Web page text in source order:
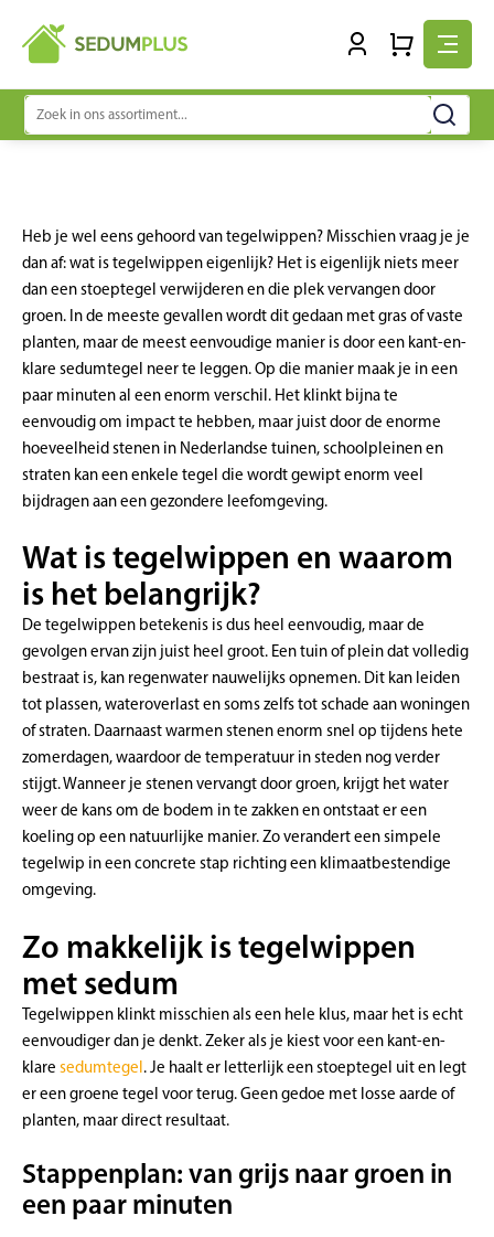
Zoeken
naar:
Heb je wel eens gehoord van tegelwippen? Misschien vraag je je
dan af: wat is tegelwippen eigenlijk? Het is eigenlijk niets meer
dan een stoeptegel verwijderen en die plek vervangen door
groen. In de meeste gevallen wordt dit gedaan met gras of vaste
planten, maar de meest eenvoudige manier is door een kant-en-
klare sedumtegel neer te leggen. Op die manier maak je in een
paar minuten al een enorm verschil. Het klinkt bijna te
eenvoudig om impact te hebben, maar juist door de enorme
hoeveelheid stenen in Nederlandse tuinen, schoolpleinen en
straten kan een enkele tegel die wordt gewipt enorm veel
bijdragen aan een gezondere leefomgeving.
Wat is tegelwippen en waarom
is het belangrijk?
De tegelwippen betekenis is dus heel eenvoudig, maar de
gevolgen ervan zijn juist heel groot. Een tuin of plein dat volledig
bestraat is, kan regenwater nauwelijks opnemen. Dit kan leiden
tot plassen, wateroverlast en soms zelfs tot schade aan woningen
of straten. Daarnaast warmen stenen enorm snel op tijdens hete
zomerdagen, waardoor de temperatuur in steden nog verder
stijgt. Wanneer je stenen vervangt door groen, krijgt het water
weer de kans om de bodem in te zakken en ontstaat er een
koeling op een natuurlijke manier. Zo verandert een simpele
tegelwip in een concrete stap richting een klimaatbestendige
omgeving.
Zo makkelijk is tegelwippen
met sedum
Tegelwippen klinkt misschien als een hele klus, maar het is echt
eenvoudiger dan je denkt. Zeker als je kiest voor een kant-en-
klare sedumtegel. Je haalt er letterlijk een stoeptegel uit en legt
er een groene tegel voor terug. Geen gedoe met losse aarde of
planten, maar direct resultaat.
Stappenplan: van grijs naar groen in
een paar minuten